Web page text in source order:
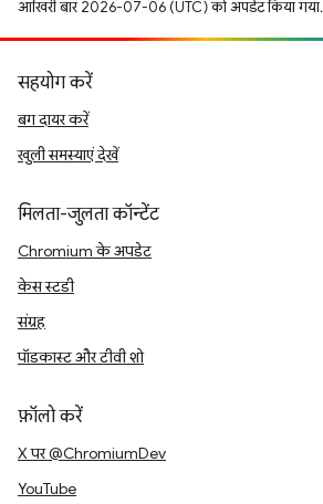
आखिरी बार 2026-07-06 (UTC) को अपडेट किया गया.
सहयोग करें
बग दायर करें
खुली समस्याएं देखें
मिलता-जुलता कॉन्टेंट
Chromium के अपडेट
केस स्टडी
संग्रह
पॉडकास्ट और टीवी शो
फ़ॉलो करें
X पर @ChromiumDev
YouTube